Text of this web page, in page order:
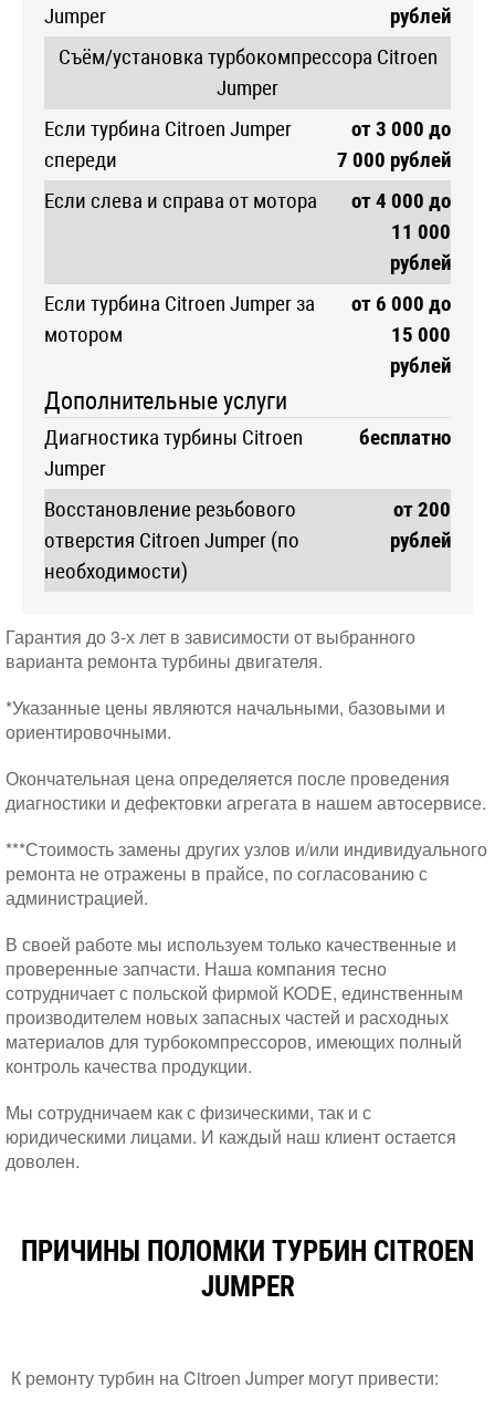
Jumper
рублей
Съём/установка турбокомпрессора Citroen
Jumper
Если турбина Citroen Jumper
спереди
от 3 000 до
7 000 рублей
Если слева и справа от мотора
от 4 000 до
11 000
рублей
Если турбина Citroen Jumper за
мотором
от 6 000 до
15 000
рублей
Дополнительные услуги
Диагностика турбины Citroen
Jumper
бесплатно
Восстановление резьбового
отверстия Citroen Jumper (по
необходимости)
от 200
рублей
Гарантия до 3-х лет в зависимости от выбранного
варианта ремонта турбины двигателя.
*Указанные цены являются начальными, базовыми и
ориентировочными.
Окончательная цена определяется после проведения
диагностики и дефектовки агрегата в нашем автосервисе.
***Стоимость замены других узлов и/или индивидуального
ремонта не отражены в прайсе, по согласованию с
администрацией.
В своей работе мы используем только качественные и
проверенные запчасти. Наша компания тесно
сотрудничает с польской фирмой KODE, единственным
производителем новых запасных частей и расходных
материалов для турбокомпрессоров, имеющих полный
контроль качества продукции.
Мы сотрудничаем как с физическими, так и с
юридическими лицами. И каждый наш клиент остается
доволен.
ПРИЧИНЫ ПОЛОМКИ ТУРБИН CITROEN
JUMPER
К ремонту турбин на Citroen Jumper могут привести: